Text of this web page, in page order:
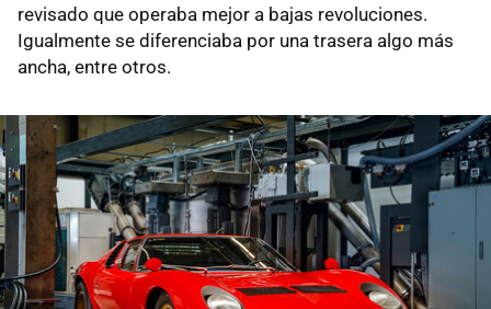
revisado que operaba mejor a bajas revoluciones.
Igualmente se diferenciaba por una trasera algo más
ancha, entre otros.